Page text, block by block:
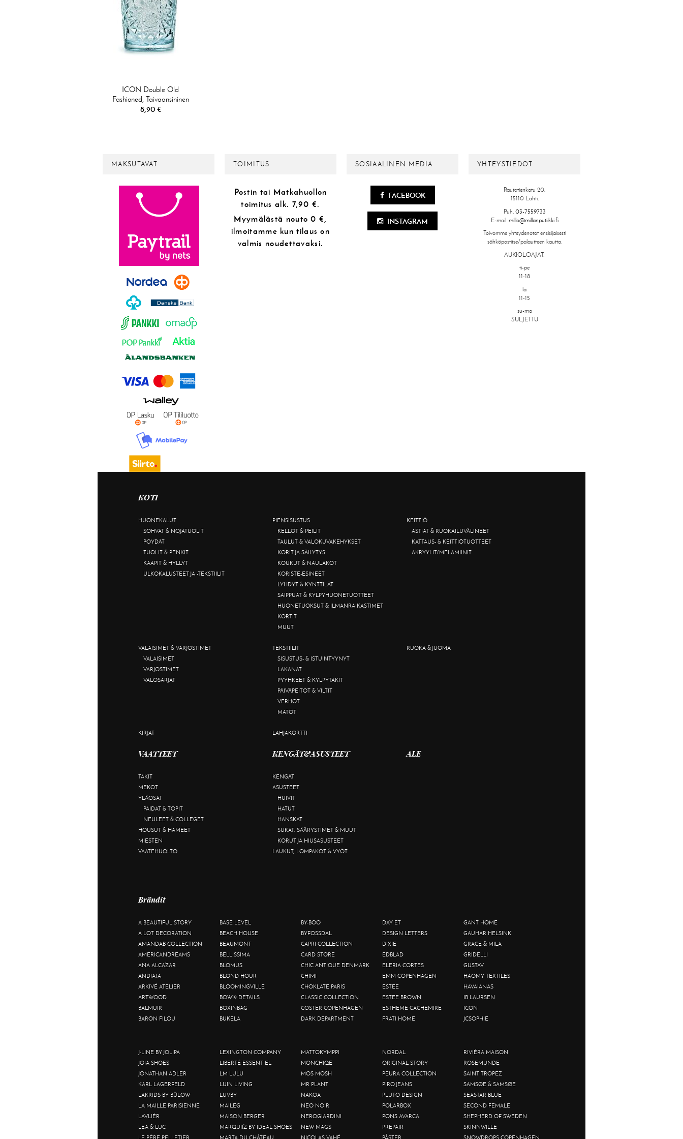
ICON Double Old
Fashioned, Taivaansininen
8,90 €
MAKSUTAVAT TOIMITUS
Postin tai Matkahuollon
toimitus alk. 7,90 €.
Myymälästä nouto 0 €,
ilmoitamme kun tilaus on
valmis noudettavaksi.
SOSIAALINEN MEDIA
FACEBOOK
INSTAGRAM
YHTEYSTIEDOT
Rautatienkatu 20,
15110 Lahti.
Puh. 03-7559733
E-mail. milla@millanputiikki.fi
Toivomme yhteydenotot ensisijaisesti
sähköpostitse/palautteen kautta.
AUKIOLOAJAT:
ti-pe
11-18
la
11-15
su-ma
SULJETTU
KOTI
HUONEKALUT
SOHVAT & NOJATUOLIT
PÖYDÄT
TUOLIT & PENKIT
KAAPIT & HYLLYT
ULKOKALUSTEET JA -TEKSTIILIT
PIENSISUSTUS
KELLOT & PEILIT
TAULUT & VALOKUVAKEHYKSET
KORIT JA SÄILYTYS
KOUKUT & NAULAKOT
KORISTE-ESINEET
LYHDYT & KYNTTILÄT
SAIPPUAT & KYLPYHUONETUOTTEET
HUONETUOKSUT & ILMANRAIKASTIMET
KORTIT
MUUT
KEITTIÖ
ASTIAT & RUOKAILUVÄLINEET
KATTAUS- & KEITTIÖTUOTTEET
AKRYYLIT/MELAMIINIT
VALAISIMET & VARJOSTIMET
VALAISIMET
VARJOSTIMET
VALOSARJAT
TEKSTIILIT
SISUSTUS- & ISTUINTYYNYT
LAKANAT
PYYHKEET & KYLPYTAKIT
PÄIVÄPEITOT & VILTIT
VERHOT
MATOT
RUOKA & JUOMA
KIRJAT LAHJAKORTTI
VAATTEET
TAKIT
MEKOT
YLÄOSAT
PAIDAT & TOPIT
NEULEET & COLLEGET
HOUSUT & HAMEET
MIESTEN
VAATEHUOLTO
KENGÄT&ASUSTEET
KENGÄT
ASUSTEET
HUIVIT
HATUT
HANSKAT
SUKAT, SÄÄRYSTIMET & MUUT
KORUT JA HIUSASUSTEET
LAUKUT, LOMPAKOT & VYÖT
ALE
Brändit
A BEAUTIFUL STORY
A LOT DECORATION
AMANDAB COLLECTION
AMERICANDREAMS
ANA ALCAZAR
ANDIATA
ARKIVÉ ATELIER
ARTWOOD
BALMUIR
BARON FILOU
BASE LEVEL
BEACH HOUSE
BEAUMONT
BELLISSIMA
BLOMUS
BLOND HOUR
BLOOMINGVILLE
BOW19 DETAILS
BOXINBAG
BUKELA
BY-BOO
BYFOSSDAL
CAPRI COLLECTION
CARD STORE
CHIC ANTIQUE DENMARK
CHIMI
CHOKLATE PARIS
CLASSIC COLLECTION
COSTER COPENHAGEN
DARK DEPARTMENT
DAY ET
DESIGN LETTERS
DIXIE
EDBLAD
ELERIA CORTES
EMM COPENHAGEN
ESTEE
ESTEE BROWN
ESTHEME CACHEMIRE
FRATI HOME
GANT HOME
GAUHAR HELSINKI
GRACE & MILA
GRIDELLI
GUSTAV
HAOMY TEXTILES
HAVAIANAS
IB LAURSEN
ICON
JCSOPHIE
J-LINE BY JOLIPA
JOIA SHOES
JONATHAN ADLER
KARL LAGERFELD
LAKRIDS BY BÜLOW
LA MAILLE PARISIENNE
LAVLIÉR
LEA & LUC
LE PÈRE PELLETIER
LEXINGTON COMPANY
LIBERTÉ ESSENTIEL
LM LULU
LUIN LIVING
LUVBY
MAILEG
MAISON BERGER
MARQUIIZ BY IDEAL SHOES
MARTA DU CHÂTEAU
MATTOKYMPPI
MONCHIQE
MOS MOSH
MR PLANT
NAKOA
NEO NOIR
NEROGIARDINI
NEW MAGS
NICOLAS VAHÉ
NORDAL
ORIGINAL STORY
PEURA COLLECTION
PIRO JEANS
PLUTO DESIGN
POLARBOX
PONS AVARCA
PREPAIR
PÅSTER
RIVIÈRA MAISON
ROSEMUNDE
SAINT TROPEZ
SAMSØE & SAMSØE
SEASTAR BLUE
SECOND FEMALE
SHEPHERD OF SWEDEN
SKINNWILLE
SNOWDROPS COPENHAGEN